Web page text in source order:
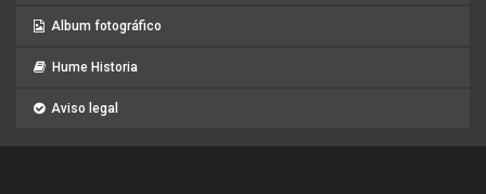
Album fotográfico
Hume Historia
Aviso legal